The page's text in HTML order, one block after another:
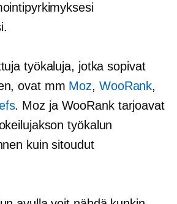
työkaluja, jotka sopivat
ovat mm Moz, WooRank,
. Moz ja WooRank tarjoavat
työkalun
kuin sitoudut